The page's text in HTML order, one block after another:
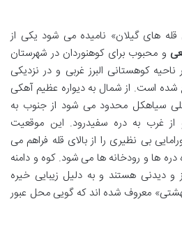
های گیلان» نامیده می شود یکی از
و محبوب برای کوهنوردان در شهرستان
کوهستانی البرز غربی و در نزدیکی
شده است. از شمال به دیواره عظیم آهکی
سیاهکل محدود می شود از جنوب به
غرب به دره سفیدرود. این موقعیت
بی نظیری را از بالای قله فراهم می
ها و رودخانه ها می شود. کوه و دامنه
دیدنی هستند و به دلیل زیبایی خیره
معروف شده اند که گویی محل عبور